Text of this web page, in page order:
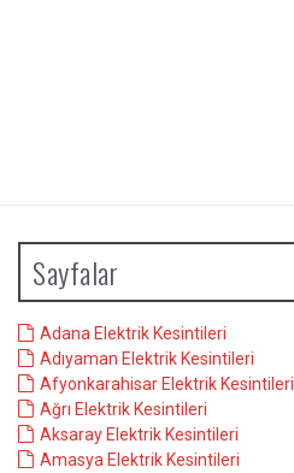
Sayfalar
Adana Elektrik Kesintileri
Adıyaman Elektrik Kesintileri
Afyonkarahisar Elektrik Kesintileri
Ağrı Elektrik Kesintileri
Aksaray Elektrik Kesintileri
Amasya Elektrik Kesintileri